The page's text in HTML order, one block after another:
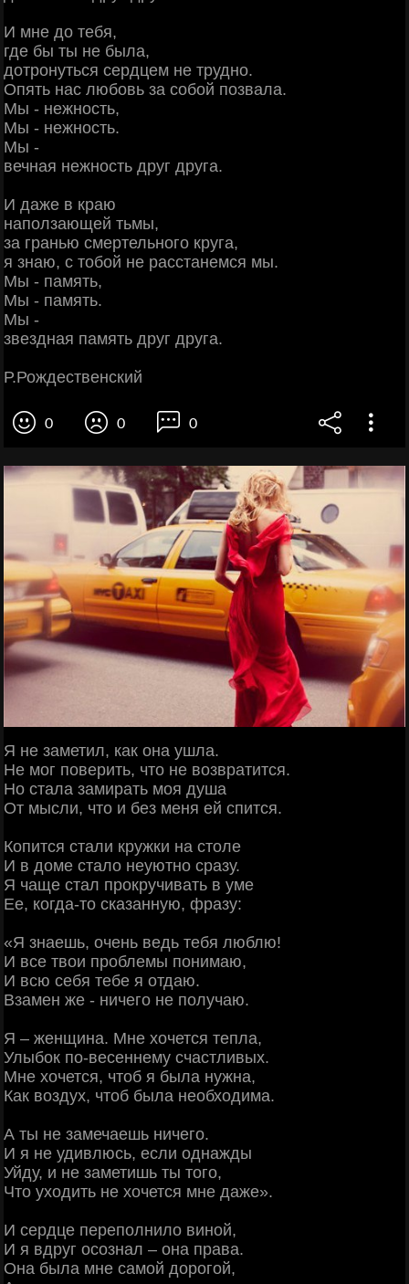
И мне до тебя,
где бы ты не была,
дотронуться сердцем не трудно.
Опять нас любовь за собой позвала.
Мы - нежность,
Мы - нежность.
Мы -
вечная нежность друг друга.
И даже в краю
наползающей тьмы,
за гранью смертельного круга,
я знаю, с тобой не расстанемся мы.
Мы - память,
Мы - память.
Мы -
звездная память друг друга.
Р.Рождественский
0 0 0
Я не заметил, как она ушла.
Не мог поверить, что не возвратится.
Но стала замирать моя душа
От мысли, что и без меня ей спится.
Копится стали кружки на столе
И в доме стало неуютно сразу.
Я чаще стал прокручивать в уме
Ее, когда-то сказанную, фразу:
«Я знаешь, очень ведь тебя люблю!
И все твои проблемы понимаю,
И всю себя тебе я отдаю.
Взамен же - ничего не получаю.
Я – женщина. Мне хочется тепла,
Улыбок по-весеннему счастливых.
Мне хочется, чтоб я была нужна,
Как воздух, чтоб была необходима.
А ты не замечаешь ничего.
И я не удивлюсь, если однажды
Уйду, и не заметишь ты того,
Что уходить не хочется мне даже».
И сердце переполнило виной,
И я вдруг осознал – она права.
Она была мне самой дорогой,